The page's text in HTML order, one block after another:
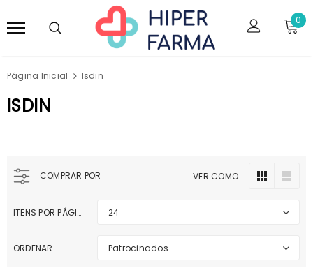
0
Página Inicial Isdin
ISDIN
COMPRAR POR VER COMO
ITENS POR PÁGINA 24
ORDENAR Patrocinados